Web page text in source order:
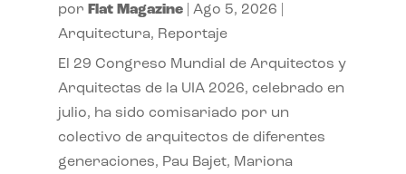
por Flat Magazine| Ago 5, 2026
Arquitectura, Reportaje
El 29 Congreso Mundial de Arquitectos y
Arquitectas de la UIA 2026, celebrado en
julio, ha sido comisariado por un
colectivo de arquitectos de diferentes
generaciones, Pau Bajet, Mariona